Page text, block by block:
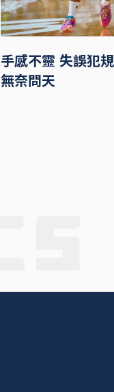
手感不靈 失誤犯
無奈問天